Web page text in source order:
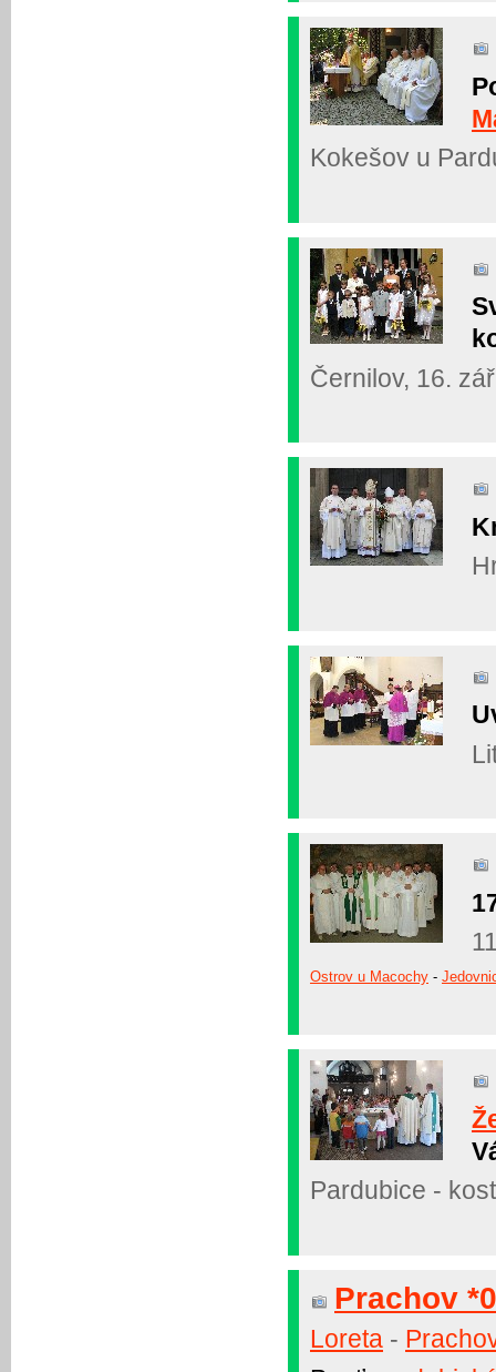
Kokešov u
Černilov, 16.
Ostrov u Macochy -
Pardubice -
Prachov
Loreta -